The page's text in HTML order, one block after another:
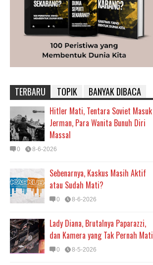
TERBARU TOPIK BANYAK DIBACA
Hitler Mati, Tentara Soviet Masuk
Jerman, Para Wanita Bunuh Diri
Massal
0 8-6-2026
Sebenarnya, Kaskus Masih Aktif
atau Sudah Mati?
0 8-6-2026
Lady Diana, Brutalnya Paparazzi,
dan Kamera yang Tak Pernah Mati
0 8-5-2026